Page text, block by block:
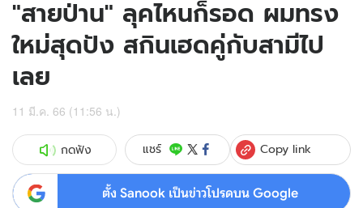
"สายป่าน" ลุคไหนก็รอด ผมทรง
ใหม่สุดปัง สกินเฮดคู่กับสามีไป
เลย
11 มี.ค. 66 (11:56 น.)
กดฟัง แชร์ Copy link
ตั้ง Sanook เป็นข่าวโปรดบน Google